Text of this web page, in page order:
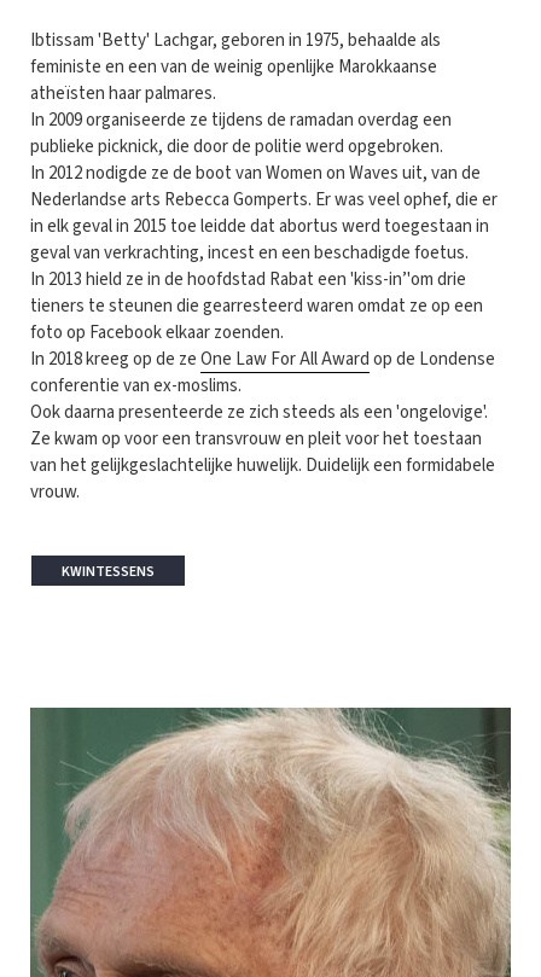
Ibtissam 'Betty' Lachgar, geboren in 1975, behaalde als
feministe en een van de weinig openlijke Marokkaanse
atheïsten haar palmares.
In 2009 organiseerde ze tijdens de ramadan overdag een
publieke picknick, die door de politie werd opgebroken.
In 2012 nodigde ze de boot van Women on Waves uit, van de
Nederlandse arts Rebecca Gomperts. Er was veel ophef, die er
in elk geval in 2015 toe leidde dat abortus werd toegestaan in
geval van verkrachting, incest en een beschadigde foetus.
In 2013 hield ze in de hoofdstad Rabat een 'kiss-in’'om drie
tieners te steunen die gearresteerd waren omdat ze op een
foto op Facebook elkaar zoenden.
In 2018 kreeg op de zeOne Law For All Awardop de Londense
conferentie van ex-moslims.
Ook daarna presenteerde ze zich steeds als een 'ongelovige'.
Ze kwam op voor een transvrouw en pleit voor het toestaan
van het gelijkgeslachtelijke huwelijk. Duidelijk een formidabele
vrouw.
KWINTESSENS